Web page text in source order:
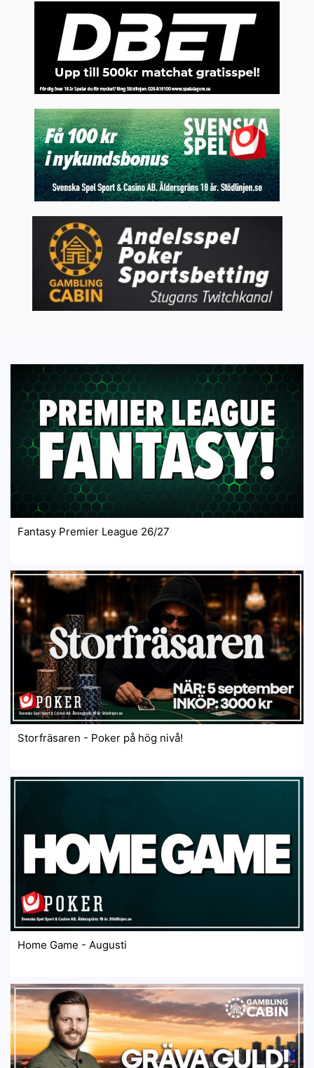
Fantasy Premier League 26/27
Storfräsaren - Poker på hög nivå!
Home Game - Augusti